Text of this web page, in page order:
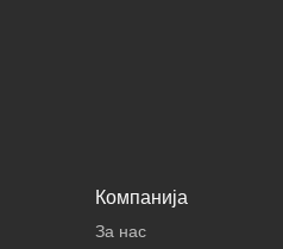
Компанија
За нас